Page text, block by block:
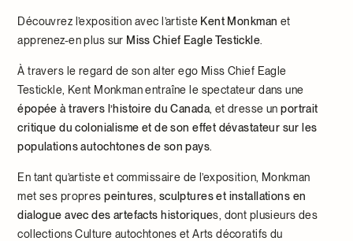
Découvrez l’exposition avec l’artiste Kent Monkman et
apprenez-en plus sur Miss Chief Eagle Testickle
À travers le regard de son alter ego Miss Chief Eagle
Testickle, Kent Monkman entraîne le spectateur dans une
épopée à travers l’histoire du Canada, et dresse unportrait
critique du colonialisme et de son effet dévastateur sur les
populations autochtones de son pays
En tant qu’artiste et commissaire de l’exposition, Monkman
met ses proprespeintures, sculptures et installations en
dialogue avec des artefacts historiques, dont plusieurs des
collections Culture autochtones et Arts décoratifs du